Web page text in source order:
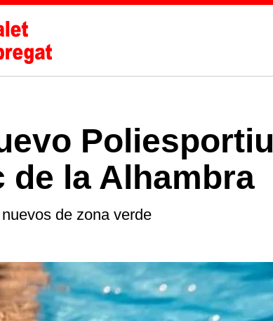
Poliesportiu
de la Alhambra
de zona verde